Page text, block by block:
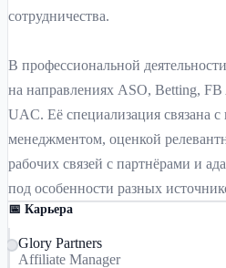
сотрудничества.
В профессиональной
на направлениях ASO, Betting,
UAC. Её специализация связана с
менеджментом, оценкой
рабочих связей с партнёрами и
под особенности разных
📅 Карьера
Glory Partners
Affiliate Manager